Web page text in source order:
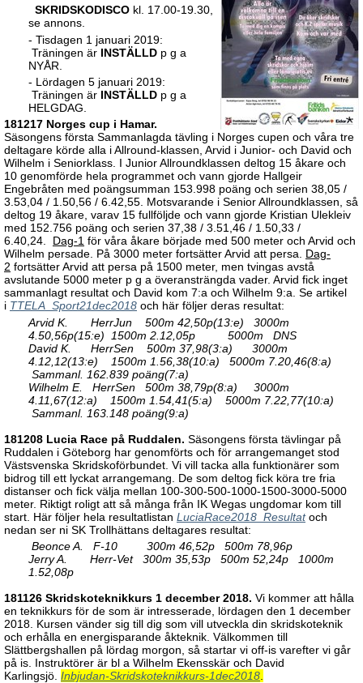
SKRIDSKODISCO kl. 17.00-19.30,
se annons.
- Tisdagen 1 januari 2019:
Träningen är INSTÄLLD p g a
NYÅR.
- Lördagen 5 januari 2019:
Träningen är INSTÄLLD p g a
HELGDAG.
181217 Norges cup i Hamar.
Säsongens första Sammanlagda tävling i Norges cupen och våra tre
deltagare körde alla i Allround-klassen, Arvid i Junior- och David och
Wilhelm i Seniorklass. I Junior Allroundklassen deltog 15 åkare och
10 genomförde hela programmet och vann gjorde Hallgeir
Engebråten med poängsumman 153.998 poäng och serien 38,05 /
3.53,04 / 1.50,56 / 6.42,55. Motsvarande i Senior Allroundklassen, så
deltog 19 åkare, varav 15 fullföljde och vann gjorde Kristian Ulekleiv
med 152.756 poäng och serien 37,38 / 3.51,46 / 1.50,33 /
6.40,24. Dag-1 för våra åkare började med 500 meter och Arvid och
Wilhelm persade. På 3000 meter fortsätter Arvid att persa. Dag-
2 fortsätter Arvid att persa på 1500 meter, men tvingas avstå
avslutande 5000 meter p g a överansträngda vader. Arvid fick inget
sammanlagt resultat och David kom 7:a och Wilhelm 9:a. Se artikel
i TTELA_Sport21dec2018 och här följer deras resultat:
Arvid K. HerrJun 500m 42,50p(13:e) 3000m
4.50,56p(15:e) 1500m 2.12,05p 5000m DNS
David K. HerrSen 500m 37,98(3:a) 3000m
4.12,12(13:e) 1500m 1.56,38(10:a) 5000m 7.20,46(8:a)
Sammanl. 162.839 poäng(7:a)
Wilhelm E. HerrSen 500m 38,79p(8:a) 3000m
4.11,67(12:a) 1500m 1.54,41(5:a) 5000m 7.22,77(10:a)
Sammanl. 163.148 poäng(9:a)
181208 Lucia Race på Ruddalen. Säsongens första tävlingar på
Ruddalen i Göteborg har genomförts och för arrangemanget stod
Västsvenska Skridskoförbundet. Vi vill tacka alla funktionärer som
bidrog till ett lyckat arrangemang. De som deltog fick köra tre fria
distanser och fick välja mellan 100-300-500-1000-1500-3000-5000
meter. Riktigt roligt att så många från IK Wegas ungdomar kom till
start. Här följer hela resultatlistan LuciaRace2018_Resultatoch
nedan ser ni SK Trollhättans deltagares resultat:
Beonce A. F-10 300m 46,52p 500m 78,96p
Jerry A. Herr-Vet 300m 35,53p 500m 52,24p 1000m
1.52,08p
181126 Skridskoteknikkurs 1 december 2018. Vi kommer att hålla
en teknikkurs för de som är intresserade, lördagen den 1 december
2018. Kursen vänder sig till dig som vill utveckla din skridskoteknik
och erhålla en energisparande åkteknik. Välkommen till
Slättbergshallen på lördag morgon, så startar vi off-is varefter vi går
på is. Instruktörer är bl a Wilhelm Ekensskär och David
Karlingsjö. Inbjudan-Skridskoteknikkurs-1dec2018